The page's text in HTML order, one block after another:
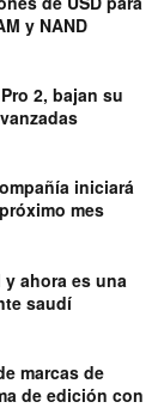
y NAND
2, bajan su
iniciará
mes
ahora es una
saudí
marcas de
de edición con